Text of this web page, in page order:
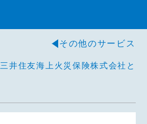
その他のサービス
三井住友海上火災保険株式会社と